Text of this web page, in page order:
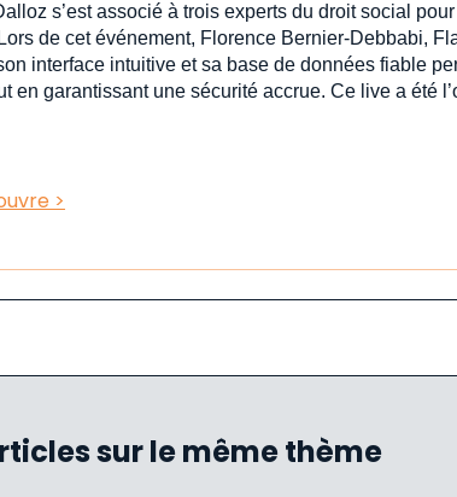
s’est associé à trois experts du droit social
de cet événement, Florence Bernier-Debbabi,
interface intuitive et sa base de données fiable
en garantissant une sécurité accrue. Ce live a été
>
sur le même thème